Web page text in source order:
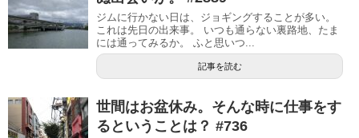
ジムに行かない日は、ジョギングすることが多い。
これは先日の出来事。 いつも通らない裏路地、たま
には通ってみるか。 ふと思いつ...
記事を読む
世間はお盆休み。そんな時に仕事をす
るということは？ #736